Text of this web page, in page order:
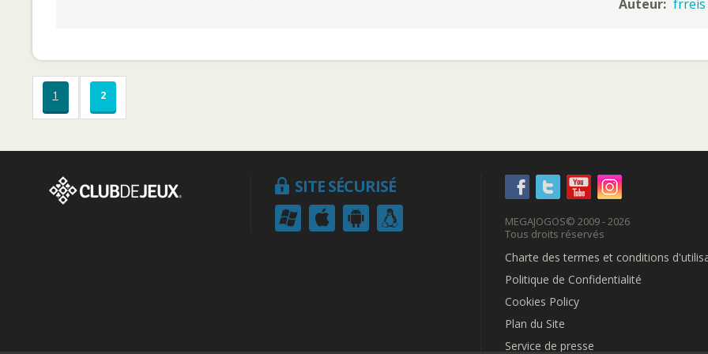
Auteur: frreis
1 2
SITE SÉCURISÉ
MEGAJOGOS© 2009 - 2026
Tous droits réservés
Charte des termes et conditions
Politique de Confidentialité
Cookies Policy
Plan du Site
Service de presse